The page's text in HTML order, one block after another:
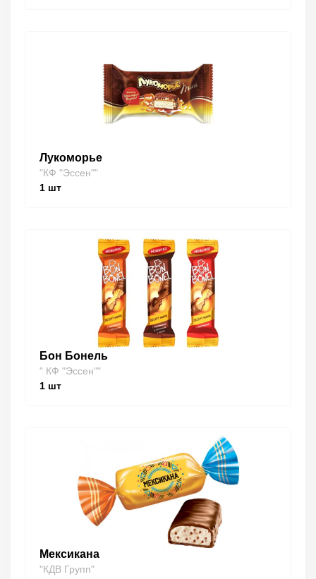
Лукоморье
"КФ "Эссен""
1 шт
Бон Бонель
" КФ "Эссен""
1 шт
Мексикана
"КДВ Групп"